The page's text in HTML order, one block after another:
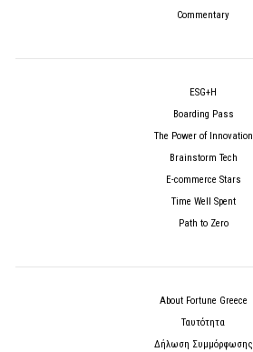
Commentary
ESG+H
Boarding Pass
The Power of Innovation
Brainstorm Tech
E-commerce Stars
Time Well Spent
Path to Zero
About Fortune Greece
Ταυτότητα
Δήλωση Συμμόρφωσης